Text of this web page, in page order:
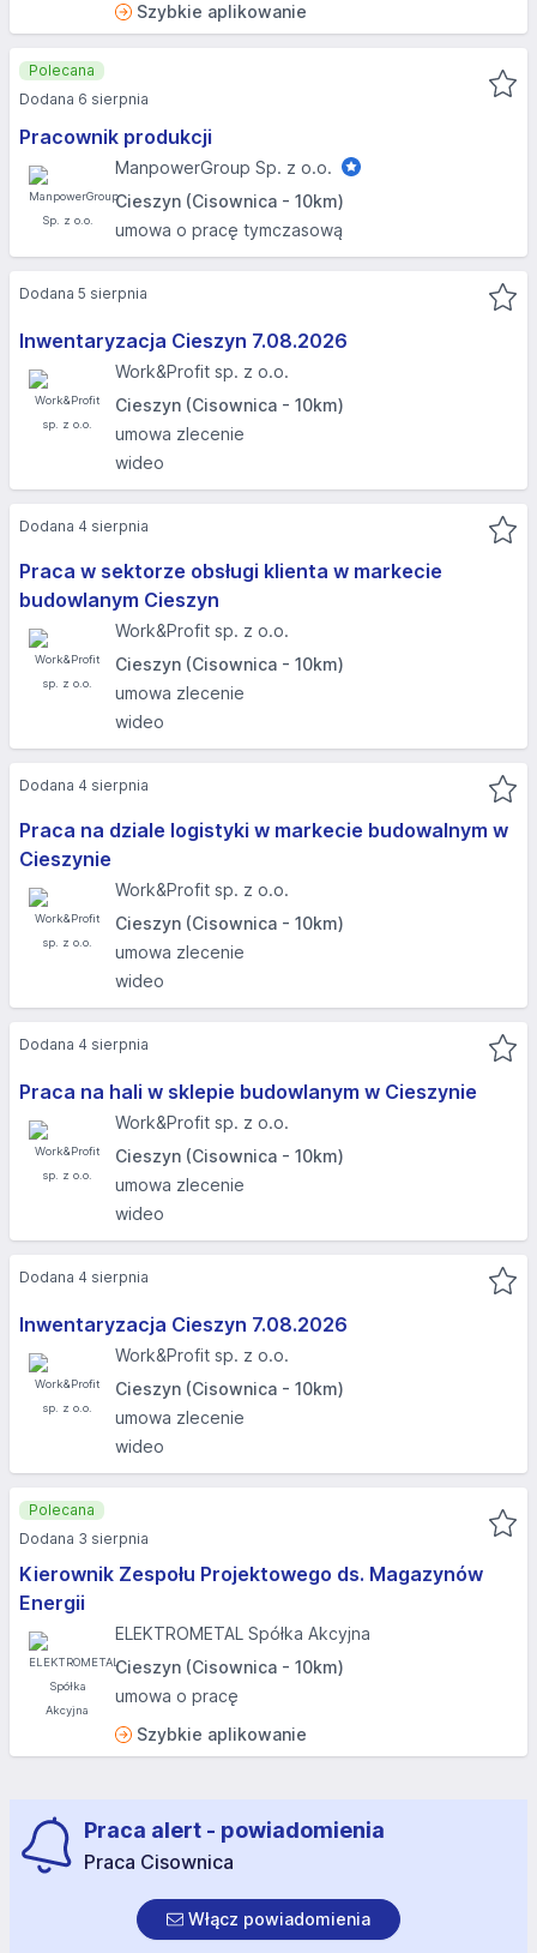
Szybkie aplikowanie
Pracownik produkcji
ManpowerGroup Sp. z o.o.
Cieszyn (Cisownica - 10km)
umowa o pracę tymczasową
Polecana
Dodana 6 sierpnia
Inwentaryzacja Cieszyn 7.08.2026​
Work&Profit sp. z o.o.
Cieszyn (Cisownica - 10km)
umowa zlecenie
wideo
Dodana 5 sierpnia
Praca w sektorze obsługi klienta w markecie
budowlanym Cieszyn
Work&Profit sp. z o.o.
Cieszyn (Cisownica - 10km)
umowa zlecenie
wideo
Dodana 4 sierpnia
Praca na dziale logistyki w markecie budowalnym w
Cieszynie
Work&Profit sp. z o.o.
Cieszyn (Cisownica - 10km)
umowa zlecenie
wideo
Dodana 4 sierpnia
Praca na hali w sklepie budowlanym w Cieszynie
Work&Profit sp. z o.o.
Cieszyn (Cisownica - 10km)
umowa zlecenie
wideo
Dodana 4 sierpnia
Inwentaryzacja Cieszyn 7.08.2026​
Work&Profit sp. z o.o.
Cieszyn (Cisownica - 10km)
umowa zlecenie
wideo
Dodana 4 sierpnia
Kierownik Zespołu Projektowego ds. Magazynów
Energii
ELEKTROMETAL Spółka Akcyjna
Cieszyn (Cisownica - 10km)
umowa o pracę
Szybkie aplikowanie
Polecana
Dodana 3 sierpnia
Praca alert - powiadomienia
Praca Cisownica
Włącz powiadomienia